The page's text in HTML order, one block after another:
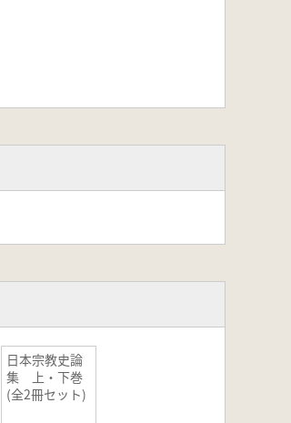
日本宗教史論
集 上・下巻
(全2冊セット)